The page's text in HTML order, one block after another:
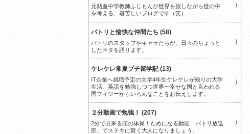
元熱血中学教師ふじもんが世界を旅しながら世の中
を考える、暑苦しいブログです（笑）
パトリと愉快な仲間たち (58)
パトリのスタッフやキャラたちが、日々のちょっと
したネタを語ります。
ケレケレ常夏プチ留学記 (13)
IT企業へ就職予定の大学4年生ケレケレが残りの大学
生活、英語を勉強しつつ世界一幸せな国と言われる
国フィジーからいろんなことをお伝えします。
２分動画で勉強！ (207)
2分で出来る頭の体操！ためになる動画「パトリ放送
部」でステキに賢く大人になりましょう。